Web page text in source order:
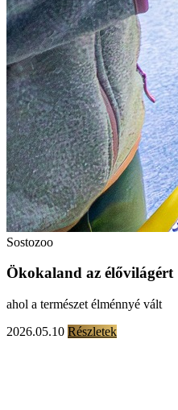
Sostozoo
Ökokaland az élővilágért
ahol a természet élménnyé vált
2026.05.10 Részletek